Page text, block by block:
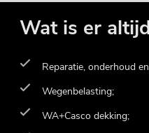
Wat is er
Reparatie, onderhoud
Wegenbelasting;
WA+Casco dekking;